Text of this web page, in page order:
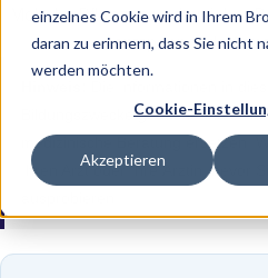
einzelnes Cookie wird in Ihrem
daran zu erinnern, dass Sie nicht
werden möchten.
Cookie-
Akzeptieren
Bildungszwecke gedacht und
medizinische Beratung ersetzen.
Ihren Arzt oder Ihre Ärztin, bevor